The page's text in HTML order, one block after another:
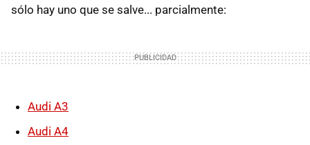
sólo hay uno que se salve... parcialmente:
Audi A3
Audi A4